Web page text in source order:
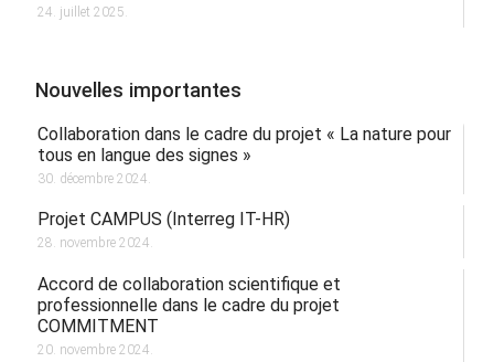
24. juillet 2025.
Nouvelles importantes
Collaboration dans le cadre du projet « La nature pour
tous en langue des signes »
30. décembre 2024.
Projet CAMPUS (Interreg IT-HR)
28. novembre 2024.
Accord de collaboration scientifique et
professionnelle dans le cadre du projet
COMMITMENT
20. novembre 2024.